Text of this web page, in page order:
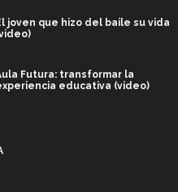
joven que hizo del baile su vida
Futura: transformar la
educativa (video)